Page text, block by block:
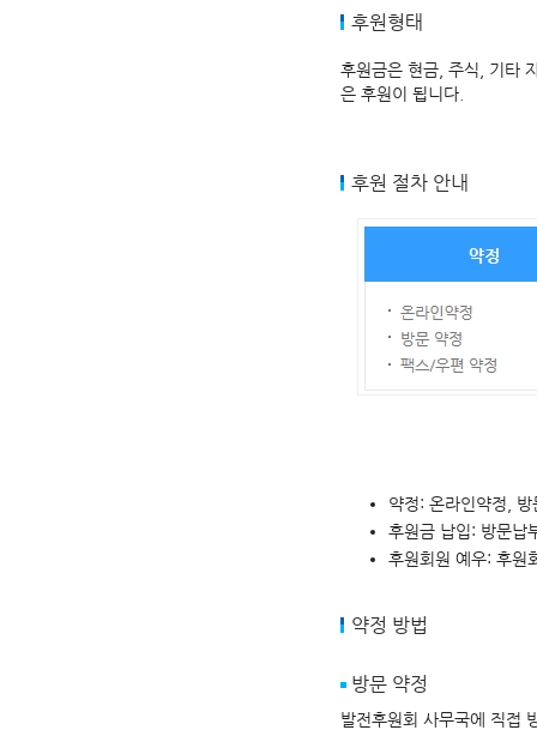
후원형태
후원금은 현금, 주식, 기타
은 후원이 됩니다.
후원 절차 안내
약정: 온라인약정,
후원금 납입: 방문납
후원회원 예우: 후원
약정 방법
방문 약정
발전후원회 사무국에 직접